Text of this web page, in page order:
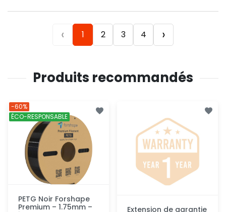
‹ 1 2 3 4 ›
Produits recommandés
PETG Noir Forshape
Premium – 1.75mm –
-60%
ÉCO-RESPONSABLE
Extension de garantie